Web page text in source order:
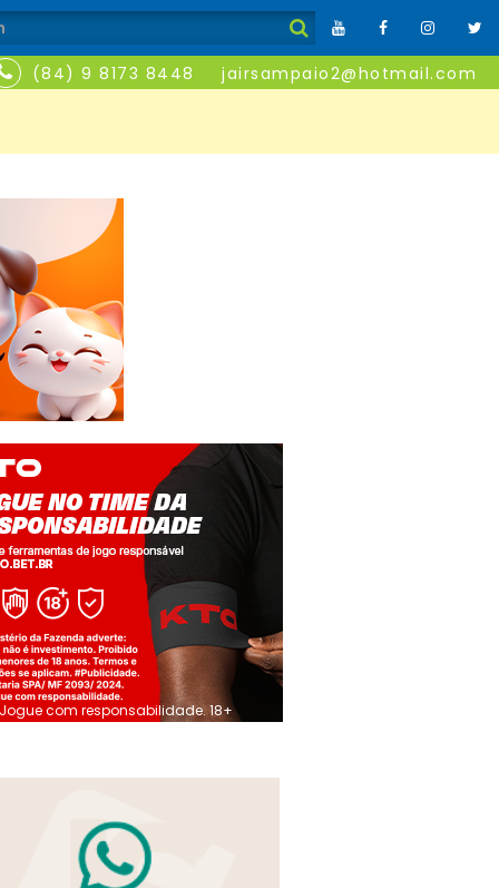
(84) 9 8173 8448 jairsampaio2@hotmail.com
Jogue com responsabilidade. 18+